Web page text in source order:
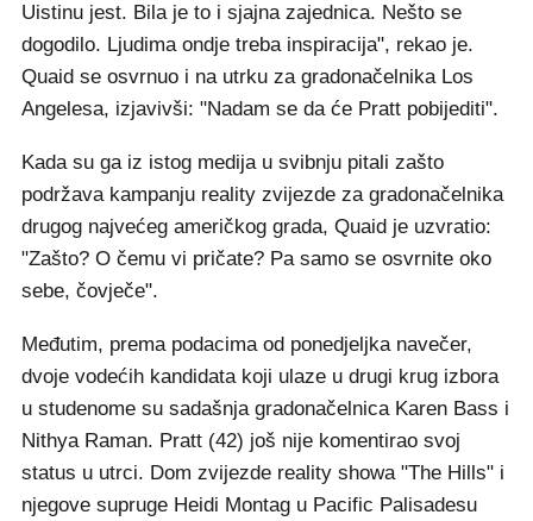
Uistinu jest. Bila je to i sjajna zajednica. Nešto se
dogodilo. Ljudima ondje treba inspiracija", rekao je.
Quaid se osvrnuo i na utrku za gradonačelnika Los
Angelesa, izjavivši: "Nadam se da će Pratt pobijediti".
Kada su ga iz istog medija u svibnju pitali zašto
podržava kampanju reality zvijezde za gradonačelnika
drugog najvećeg američkog grada, Quaid je uzvratio:
"Zašto? O čemu vi pričate? Pa samo se osvrnite oko
sebe, čovječe".
Međutim, prema podacima od ponedjeljka navečer,
dvoje vodećih kandidata koji ulaze u drugi krug izbora
u studenome su sadašnja gradonačelnica Karen Bass i
Nithya Raman. Pratt (42) još nije komentirao svoj
status u utrci. Dom zvijezde reality showa "The Hills" i
njegove supruge Heidi Montag u Pacific Palisadesu